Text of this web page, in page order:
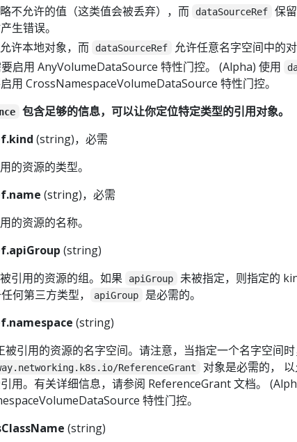
不允许的值（这类值会被丢弃），而 dataSourceRef
保
生错误。
许本地对象，而 dataSourceRef
允许任意名字空间中的对
启用 AnyVolumeDataSource 特性门控。 (Alpha) 使用
用 CrossNamespaceVolumeDataSource 特性门控。
包含足够的信息，可以让你定位特定类型的引用对象。
(string)，必需
的资源的类型。
(string)，必需
的资源的名称。
(string)
引用的资源的组。如果 apiGroup
未被指定，则指定的
何第三方类型，
apiGroup
是必需的。
(string)
被引用的资源的名字空间。请注意，当指定一个名字空间
ReferenceGrant
对象是必需的，
用。有关详细信息，请参阅 ReferenceGrant 文档。
特性门控。
(string)